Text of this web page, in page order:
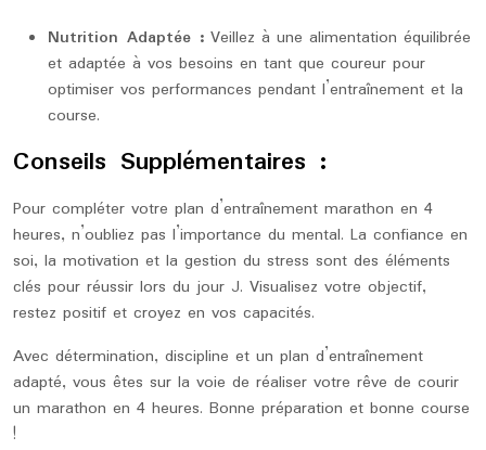
Nutrition Adaptée : Veillez à une alimentation équilibrée
et adaptée à vos besoins en tant que coureur pour
optimiser vos performances pendant l’entraînement et la
course.
Conseils Supplémentaires :
Pour compléter votre plan d’entraînement marathon en 4
heures, n’oubliez pas l’importance du mental. La confiance en
soi, la motivation et la gestion du stress sont des éléments
clés pour réussir lors du jour J. Visualisez votre objectif,
restez positif et croyez en vos capacités.
Avec détermination, discipline et un plan d’entraînement
adapté, vous êtes sur la voie de réaliser votre rêve de courir
un marathon en 4 heures. Bonne préparation et bonne course
!